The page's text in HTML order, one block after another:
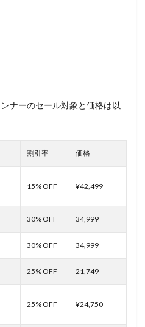
ナーのセール対象と価格は以
割引率 価格
15% OFF ¥42,499
30% OFF 34,999
30% OFF 34,999
25% OFF 21,749
25% OFF ¥24,750